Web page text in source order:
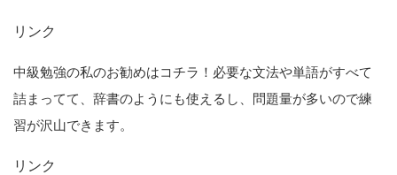
リンク
中級勉強の私のお勧めはコチラ！必要な文法や単語がすべて
詰まってて、辞書のようにも使えるし、問題量が多いので練
習が沢山できます。
リンク